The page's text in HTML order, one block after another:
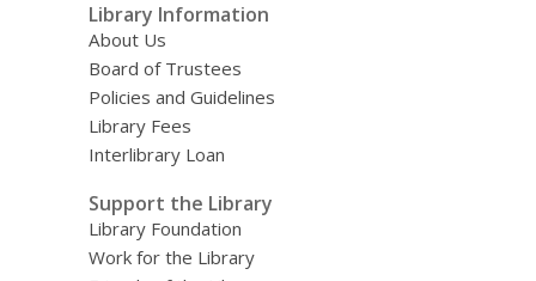
Library Information
About Us
Board of Trustees
Policies and Guidelines
Library Fees
Interlibrary Loan
Support the Library
Library Foundation
Work for the Library